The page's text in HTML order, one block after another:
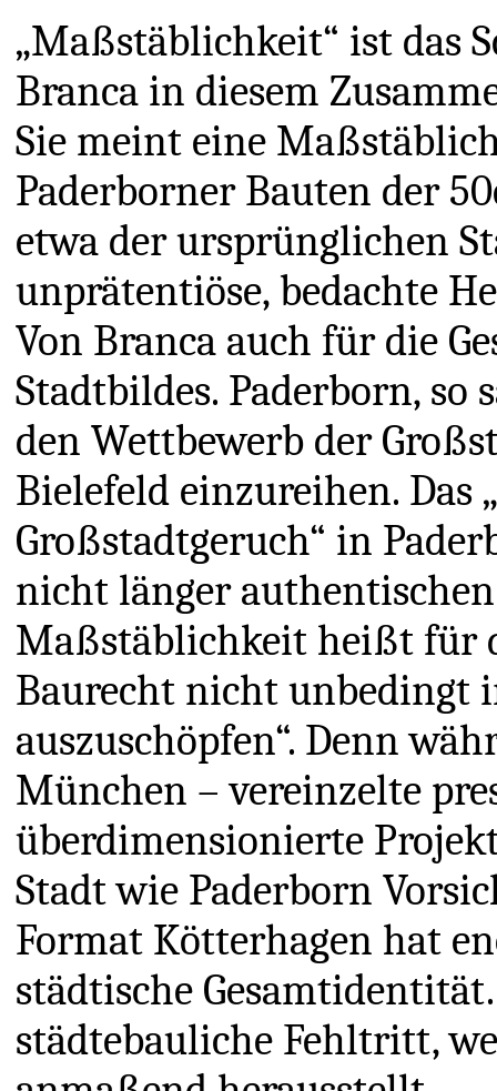
„Maßstäblichkeit“ ist das
Branca in diesem
Sie meint eine
Paderborner Bauten der
etwa der ursprünglichen
unprätentiöse, bedachte
Von Branca auch für die
Stadtbildes. Paderborn, so
den Wettbewerb der
Bielefeld einzureihen. Das
Großstadtgeruch“ in
nicht länger
Maßstäblichkeit heißt für
Baurecht nicht unbedingt
auszuschöpfen“. Denn
München – vereinzelte
überdimensionierte
Stadt wie Paderborn
Format Kötterhagen hat
städtische
städtebauliche Fehltritt,